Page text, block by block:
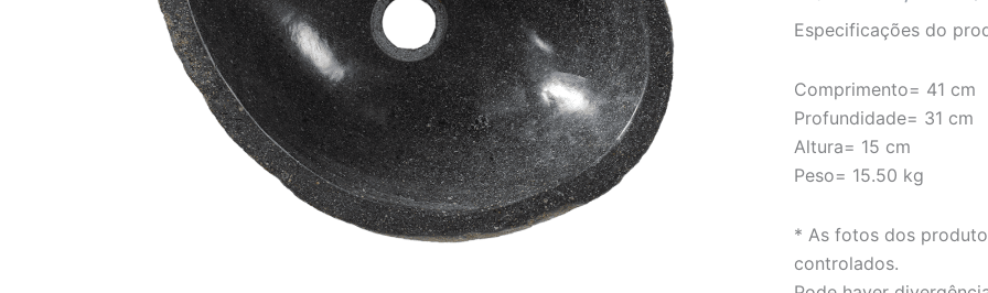
Especificações do
Comprimento= 41 cm
Profundidade= 31 cm
Altura= 15 cm
Peso= 15.50 kg
* As fotos dos
controlados.
-
DE
RIO
quantidade